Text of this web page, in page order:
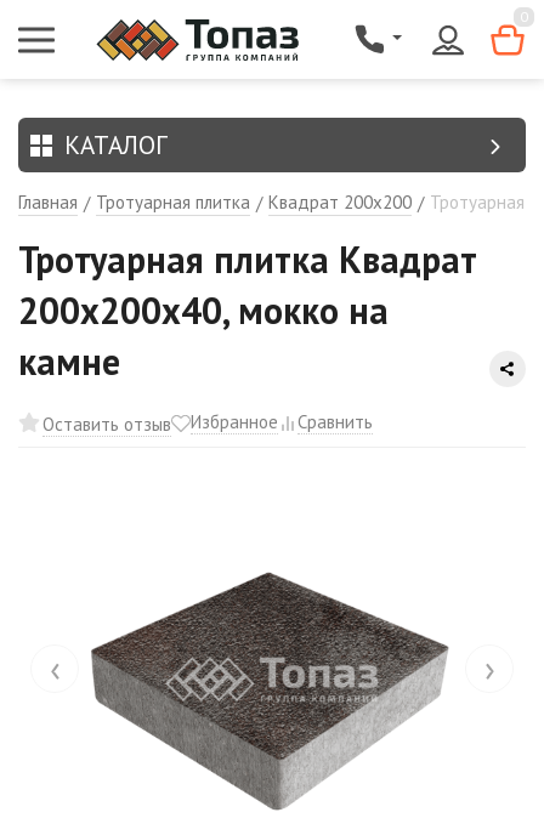
0
КАТАЛОГ
Главная / Тротуарная плитка / Квадрат 200х200 / Тротуарная
Тротуарная плитка Квадрат
200х200х40, мокко на
камне
Оставить отзыв Избранное Сравнить
‹ ›